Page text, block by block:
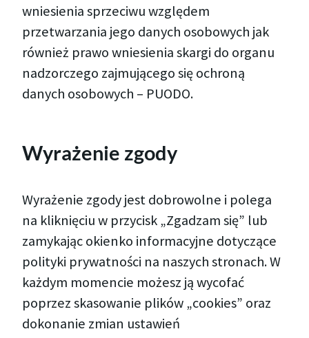
wniesienia sprzeciwu względem
przetwarzania jego danych osobowych jak
również prawo wniesienia skargi do organu
nadzorczego zajmującego się ochroną
danych osobowych – PUODO.
Wyrażenie zgody
Wyrażenie zgody jest dobrowolne i polega
na kliknięciu w przycisk „Zgadzam się” lub
zamykając okienko informacyjne dotyczące
polityki prywatności na naszych stronach. W
każdym momencie możesz ją wycofać
poprzez skasowanie plików „cookies” oraz
dokonanie zmian ustawień